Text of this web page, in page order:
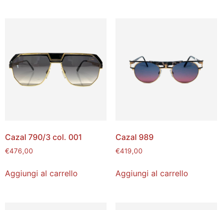
Cazal 790/3 col. 001
€476,00
Aggiungi al carrello
Cazal 989
€419,00
Aggiungi al carrello